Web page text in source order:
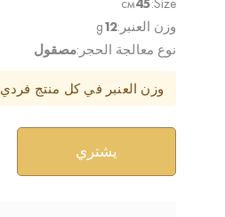
Size:
45
см
وزن العنبر:12
g
نوع معالجة الحجر:مصقول
وزن العنبر في كل منتج فردي